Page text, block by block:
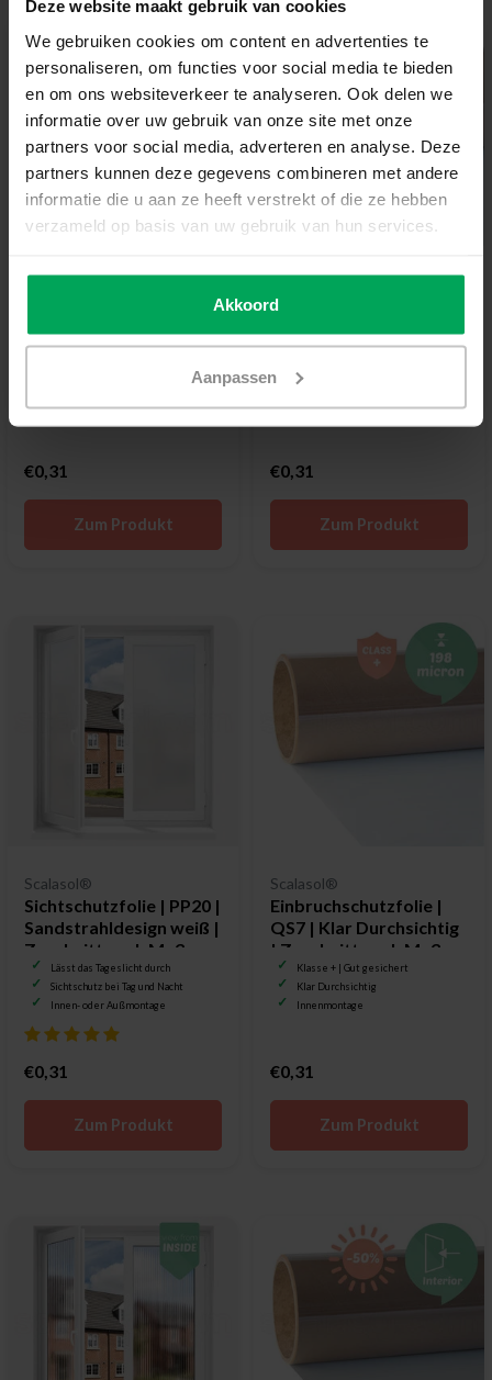
Deze website maakt gebruik van cookies
We gebruiken cookies om content en advertenties te
personaliseren, om functies voor social media te bieden
en om ons websiteverkeer te analyseren. Ook delen we
informatie over uw gebruik van onze site met onze
partners voor social media, adverteren en analyse. Deze
partners kunnen deze gegevens combineren met andere
informatie die u aan ze heeft verstrekt of die ze hebben
verzameld op basis van uw gebruik van hun services.
Akkoord
Aanpassen
Scalasol®
Cham√§leon Folie | QLK
nach Maß
Innenmontage
€0,31
Zum Produkt
Anti-Graffiti Folie | ORG
Zuschnitt nach Maß
Klar Durchsichtig
Innenmontage
€0,31
Zum Produkt
Scalasol®
Sichtschutzfolie | PP20 |
Sandstrahldesign weiß |
Zuschnitt nach Maß
Lässt das Tageslicht durch
Sichtschutz bei Tag und Nacht
Innen- oder Außmontage
€0,31
Zum Produkt
Scalasol®
Einbruchschutzfolie |
QS7 | Klar Durchsichtig
| Zuschnitt nach Maß
Klasse + | Gut gesichert
Klar Durchsichtig
Innenmontage
€0,31
Zum Produkt